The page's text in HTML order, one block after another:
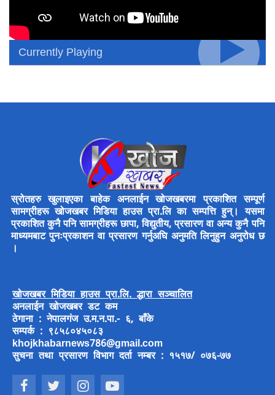
Currently Playing
स्रोतहरु खुलाइएका बाहेक अनलाईन खोजखबरमा प्रकाशित सम्पूर्ण
सामग्रीहरू खोजखबर मिडिया हाउस प्रा.लि का सम्पत्ति हुन्। यसमा
प्रकाशित कुनै पनि सामग्रीहरू छापा, विद्युतीय, प्रसारण वा अन्य कुनै पनि
माध्यमबाट पुनःप्रकाशन वा प्रसारण गर्नुअघि अनुमति लिनुहुन अनुरोध छ
।
खोजखबर मिडिया हाउस प्रा.लि. द्धारा सञ्चालित
अनलाईन खोजखबर डट कम
ठेगाना : नेपालगंज उ.म.न.पा.- ६, बाँके
सम्पर्क : ९८५८०४५०८३
khojkhabarnews786@gmail.com
सुचना तथा प्रसारण विभाग दर्ता नम्बर : १५१७/ ०७६-७७